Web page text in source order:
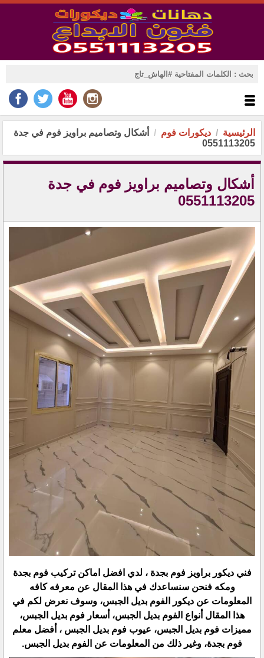
الرئيسية ديكورات فوم
أشكال وتصاميم براويز فوم في جدة
0551113205
أشكال وتصاميم براويز فوم في جدة
0551113205
فني ديكور براويز فوم بجدة ، لدي افضل اماكن تركيب فوم بجدة
ومكه فنحن سنساعدك في هذا المقال عن معرفه كافه
المعلومات عن ديكور الفوم بديل الجبس، وسوف نعرض لكم في
هذا المقال أنواع الفوم بديل الجبس، أسعار فوم بديل الجبس،
مميزات فوم بديل الجبس، عيوب فوم بديل الجبس ، أفضل معلم
فوم بجدة، وغير ذلك من المعلومات عن الفوم بديل الجبس.